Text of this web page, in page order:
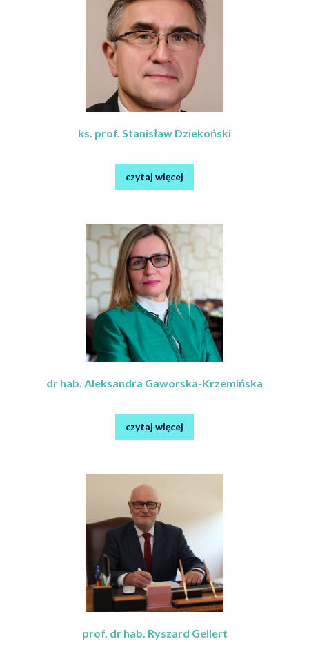
ks. prof. Stanisław Dziekoński
czytaj więcej
dr hab. Aleksandra Gaworska-Krzemińska
czytaj więcej
prof. dr hab. Ryszard Gellert